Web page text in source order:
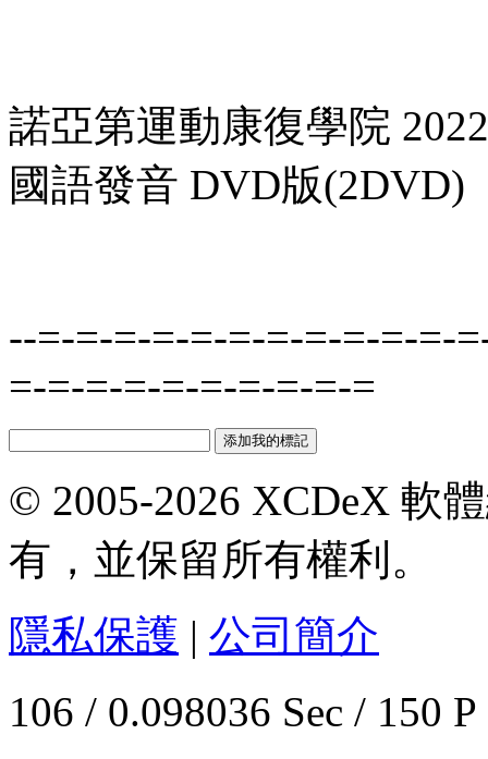
諾亞第運動康復學院
國語發音 DVD版(2DVD)
--=-=-=-=-=-=-=-=-=-=-=-
=-=-=-=-=-=-=-=-=-=
© 2005-2026 XCDeX 軟
有，並保留所有權利。
隱私保護 | 公司簡介
106 / 0.098036 Sec / 150